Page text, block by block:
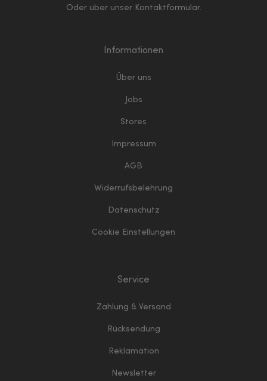
Oder über unser Kontaktformular.
Informationen
Über uns
Jobs
Stores
Impressum
AGB
Widerrufsbelehrung
Datenschutz
Cookie Einstellungen
Service
Zahlung & Versand
Rücksendung
Reklamation
Newsletter